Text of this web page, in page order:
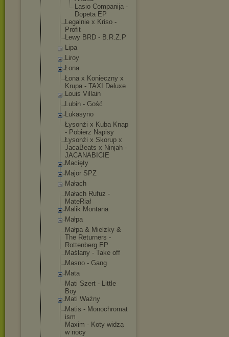
Lasio Companija -
Dopeta EP
Legalnie x Kriso -
Profit
Lewy BRD - B.R.Z.P
Lipa
Liroy
Łona
Łona x Konieczny x
Krupa - TAXI Deluxe
Louis Villain
Lubin - Gość
Lukasyno
Łysonżi x Kuba Knap
- Pobierz Napisy
Łysonżi x Skorup x
JacaBeats x Ninjah -
JACANABICIE
Macięty
Major SPZ
Małach
Małach Rufuz -
MateRiał
Malik Montana
Małpa
Małpa & Mielzky &
The Returners -
Rottenberg EP
Maślany - Take off
Masno - Gang
Mata
Mati Szert - Little
Boy
Mati Ważny
Matis - Monochromat
ism
Maxim - Koty widzą
w nocy